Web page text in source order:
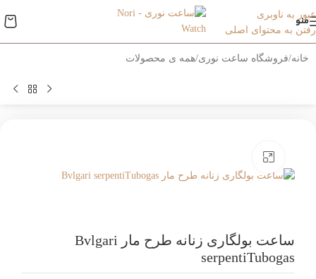
عبور به ناوبری
رفتن به محتوای اصلی
منو
خانه/فروشگاه ساعت نوری/همه ی محصولات
ساعت بولگاری زنانه طرح مار Bvlgari
serpentiTubogas